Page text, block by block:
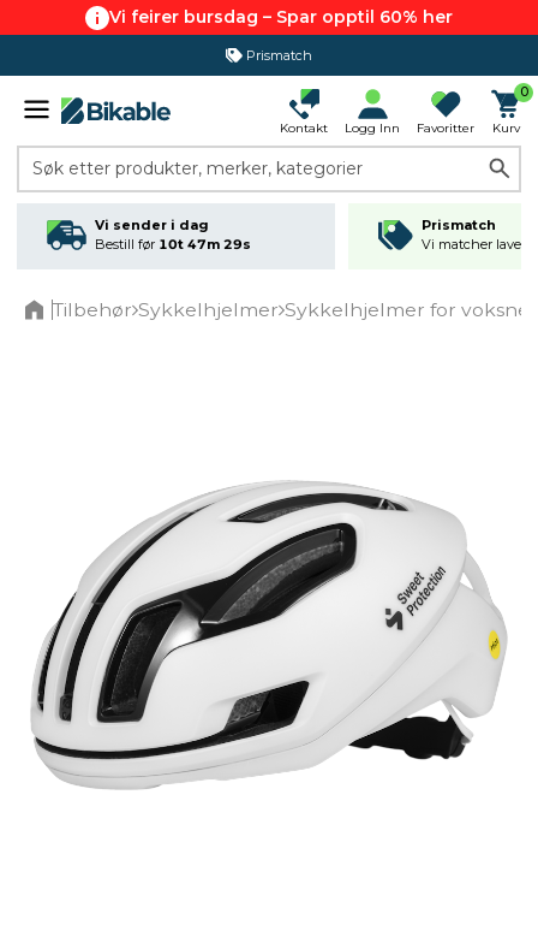
Vi feirer bursdag – Spar opptil 60% her
Prismatch
Kontakt Logg Inn Favoritter
0
Kurv
Søk etter produkter, merker, kategorier
Vi sender i dag
Bestill før 10t 47m 29s
Prismatch
Vi matcher
Tilbehør Sykkelhjelmer Sykkelhjelmer for voksne